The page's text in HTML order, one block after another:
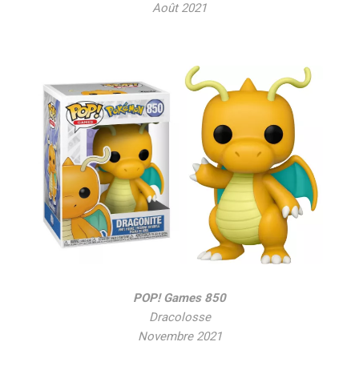
Août 2021
POP! Games 850
Dracolosse
Novembre 2021